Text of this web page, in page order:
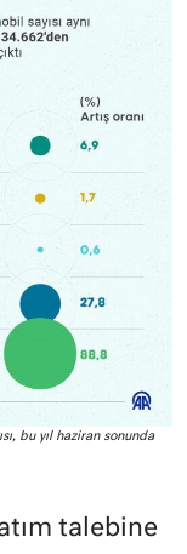
bu yıl haziran sonunda
talebine